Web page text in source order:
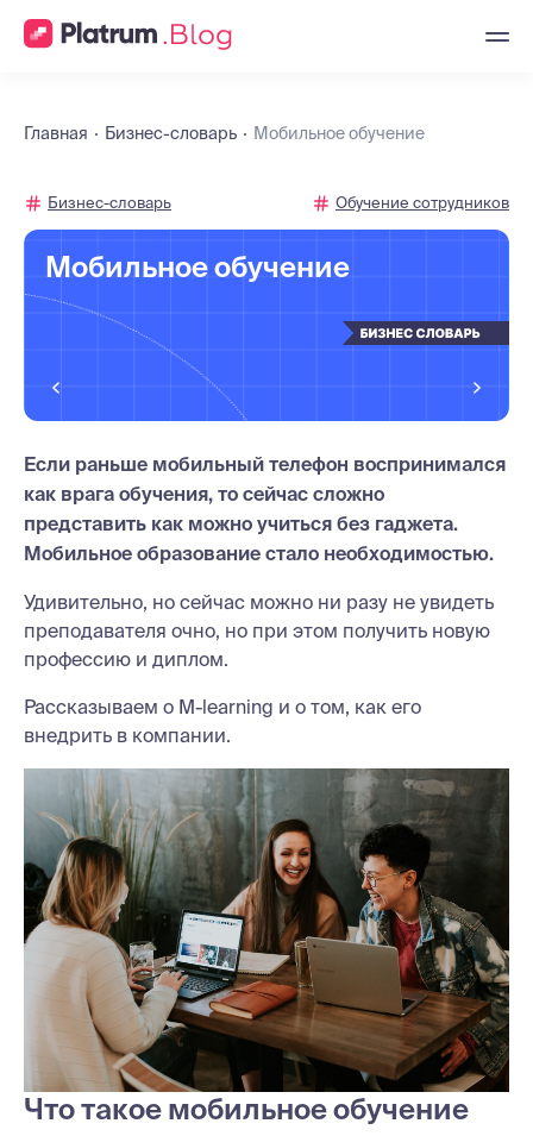
Главная Бизнес-словарь Мобильное обучение
Бизнес-словарь Обучение сотрудников
Мобильное обучение
Если раньше мобильный телефон воспринимался
как врага обучения, то сейчас сложно
представить как можно учиться без гаджета.
Мобильное образование стало необходимостью.
Удивительно, но сейчас можно ни разу не увидеть
преподавателя очно, но при этом получить новую
профессию и диплом.
Рассказываем о M-learning и о том, как его
внедрить в компании.
Что такое мобильное обучение